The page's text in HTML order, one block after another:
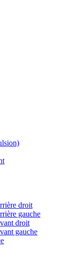
droit
gauche
droit
gauche